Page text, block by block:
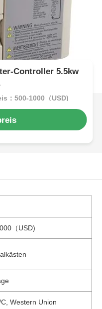
Controller 5.5kw
：500-1000（USD)
（USD)
Western Union